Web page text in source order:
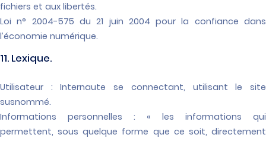
fichiers et aux libertés.
Loi n° 2004-575 du 21 juin 2004 pour la confiance dans
l’économie numérique.
11. Lexique.
Utilisateur : Internaute se connectant, utilisant le site
susnommé.
Informations personnelles : « les informations qui
permettent, sous quelque forme que ce soit, directement